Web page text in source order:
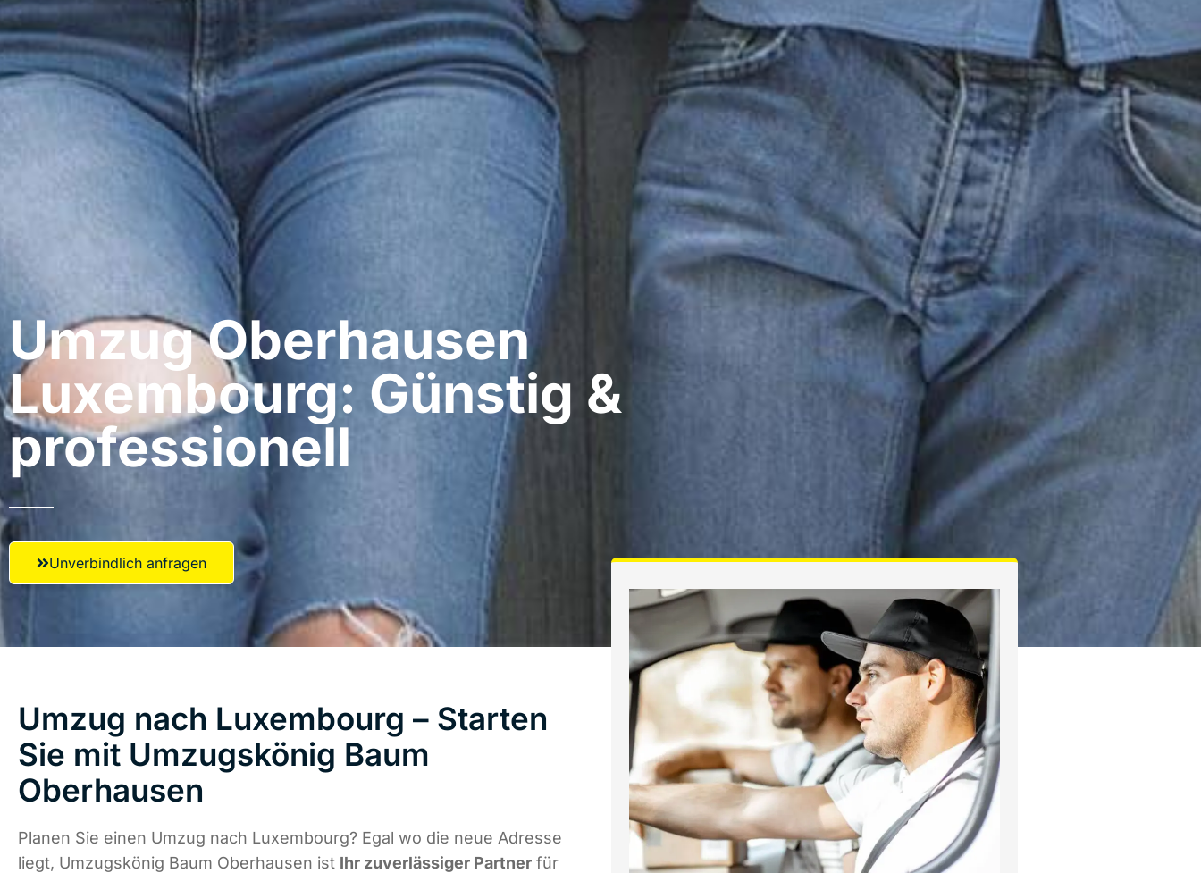
Umzug Oberhausen​
Luxembourg: Günstig &
professionell​
Unverbindlich anfragen
Umzug nach Luxembourg – Starten
Sie mit Umzugskönig Baum
Oberhausen
Planen Sie einen Umzug nach Luxembourg? Egal wo die neue Adresse
liegt, Umzugskönig Baum Oberhausen ist Ihr zuverlässiger Partner für